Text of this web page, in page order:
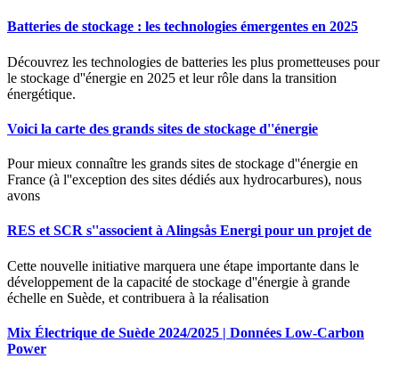
Batteries de stockage : les technologies émergentes en 2025
Découvrez les technologies de batteries les plus prometteuses pour
le stockage d''énergie en 2025 et leur rôle dans la transition
énergétique.
Voici la carte des grands sites de stockage d''énergie
Pour mieux connaître les grands sites de stockage d''énergie en
France (à l''exception des sites dédiés aux hydrocarbures), nous
avons
RES et SCR s''associent à Alingsås Energi pour un projet de
Cette nouvelle initiative marquera une étape importante dans le
développement de la capacité de stockage d''énergie à grande
échelle en Suède, et contribuera à la réalisation
Mix Électrique de Suède 2024/2025 | Données Low-Carbon
Power